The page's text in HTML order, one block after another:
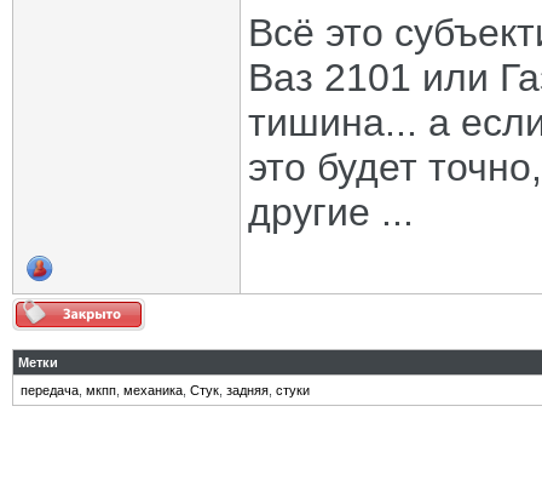
Всё это
Ваз 2101 или
тишина... а
это будет
другие ...
Метки
передача мкпп механика Стук задняя стуки